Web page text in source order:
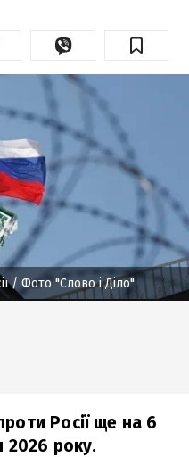
/ Фото "Слово і Діло"
Росії ще на 6
2026 року.